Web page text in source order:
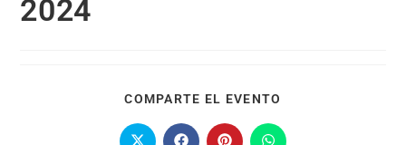
2024
COMPARTE EL EVENTO